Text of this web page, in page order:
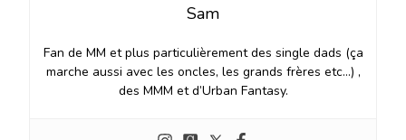
Sam
Fan de MM et plus particulièrement des single dads (ça
marche aussi avec les oncles, les grands frères etc…) ,
des MMM et d’Urban Fantasy.